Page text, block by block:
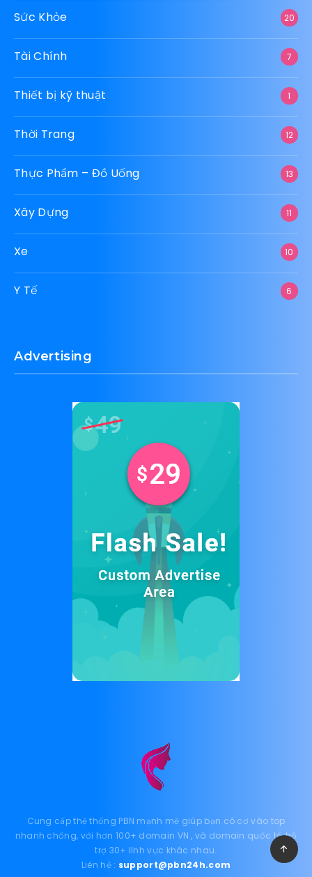
Sức Khỏe 20
Tài Chính 7
Thiết bị kỹ thuật 1
Thời Trang 12
Thực Phẩm – Đồ Uống 13
Xây Dựng 11
Xe 10
Y Tế 6
Advertising
Cung cấp thệ thống PBN mạnh mẽ giúp bạn có cơ vào top
nhanh chống, với hơn 100+ domain VN , và domain quốc tế, hỗ
trợ 30+ lĩnh vực khác nhau.
Liên hệ : support@pbn24h.com